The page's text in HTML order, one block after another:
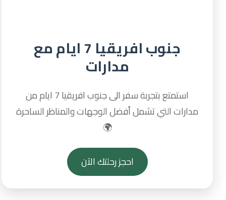
جنوب افريقيا 7 ايام مع
مدارات
استمتع بتجربة سفر الى جنوب افريقيا 7 ايام من
مدارات التي تشمل أفضل الوجهات والمناظر الساحرة
🌍
احجز رحلتك الآن